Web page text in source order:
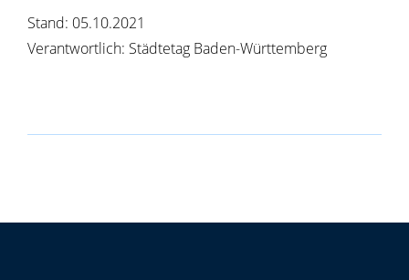
Stand: 05.10.2021
Verantwortlich: Städtetag Baden-Württemberg